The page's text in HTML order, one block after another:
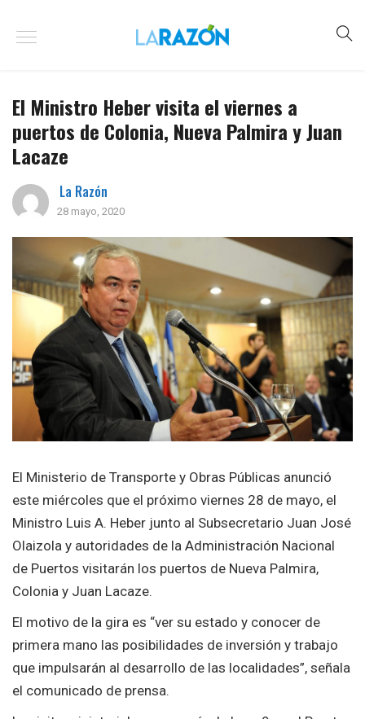
El Ministro Heber visita el viernes a
puertos de Colonia, Nueva Palmira y Juan
Lacaze
La Razón
28 mayo, 2020
El Ministerio de Transporte y Obras Públicas anunció
este miércoles que el próximo viernes 28 de mayo, el
Ministro Luis A. Heber junto al Subsecretario Juan José
Olaizola y autoridades de la Administración Nacional
de Puertos visitarán los puertos de Nueva Palmira,
Colonia y Juan Lacaze.
El motivo de la gira es “ver su estado y conocer de
primera mano las posibilidades de inversión y trabajo
que impulsarán al desarrollo de las localidades”, señala
el comunicado de prensa.